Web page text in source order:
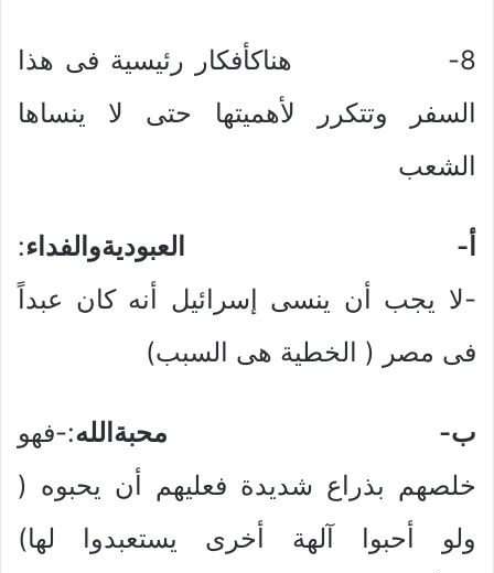
8- هناكأفكار رئيسية فى هذا
السفر وتتكرر لأهميتها حتى لا ينساها
الشعب
أ‌- العبوديةوالفداء:
-لا يجب أن ينسى إسرائيل أنه كان عبداً
فى مصر ( الخطية هى السبب)
ب‌- محبةالله:-فهو
خلصهم بذراع شديدة فعليهم أن يحبوه (
ولو أحبوا آلهة أخرى يستعبدوا لها)